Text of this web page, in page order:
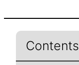
Contents